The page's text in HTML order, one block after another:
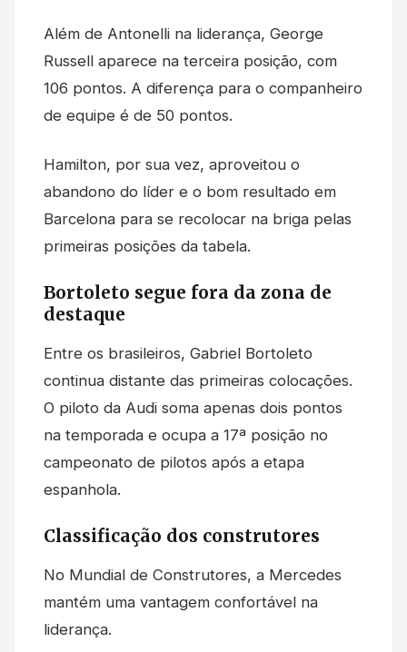
Além de Antonelli na liderança, George
Russell aparece na terceira posição, com
106 pontos. A diferença para o companheiro
de equipe é de 50 pontos.
Hamilton, por sua vez, aproveitou o
abandono do líder e o bom resultado em
Barcelona para se recolocar na briga pelas
primeiras posições da tabela.
Bortoleto segue fora da zona de
destaque
Entre os brasileiros, Gabriel Bortoleto
continua distante das primeiras colocações.
O piloto da Audi soma apenas dois pontos
na temporada e ocupa a 17ª posição no
campeonato de pilotos após a etapa
espanhola.
Classificação dos construtores
No Mundial de Construtores, a Mercedes
mantém uma vantagem confortável na
liderança.